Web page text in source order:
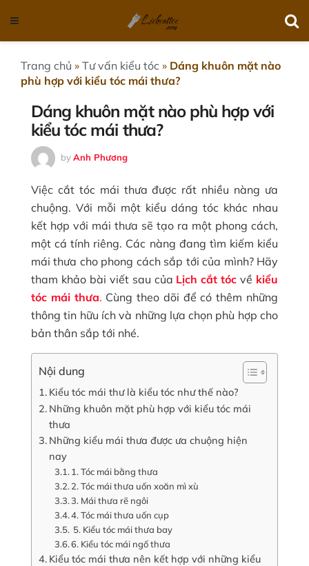
Trang chủ » Tư vấn kiểu tóc » Dáng khuôn mặt nào
phù hợp với kiểu tóc mái thưa?
Dáng khuôn mặt nào phù hợp với
kiểu tóc mái thưa?
byAnh Phương
Việc cắt tóc mái thưa được rất nhiều nàng ưa
chuộng. Với mỗi một kiểu dáng tóc khác nhau
kết hợp với mái thưa sẽ tạo ra một phong cách,
một cá tính riêng. Các nàng đang tìm kiếm kiểu
mái thưa cho phong cách sắp tới của mình? Hãy
tham khảo bài viết sau của Lịch cắt tóc về kiểu
tóc mái thưa. Cùng theo dõi để có thêm những
thông tin hữu ích và những lựa chọn phù hợp cho
bản thân sắp tới nhé.
Nội dung
Kiểu tóc mái thư là kiểu tóc như thế nào?
Những khuôn mặt phù hợp với kiểu tóc mái
thưa
Những kiểu mái thưa được ưa chuộng hiện
nay
1. Tóc mái bằng thưa
2. Tóc mái thưa uốn xoăn mì xù
3. Mái thưa rẽ ngôi
4. Tóc mái thưa uốn cụp
5. Kiểu tóc mái thưa bay
6. Kiểu tóc mái ngố thưa
Kiểu tóc mái thưa nên kết hợp với những kiểu